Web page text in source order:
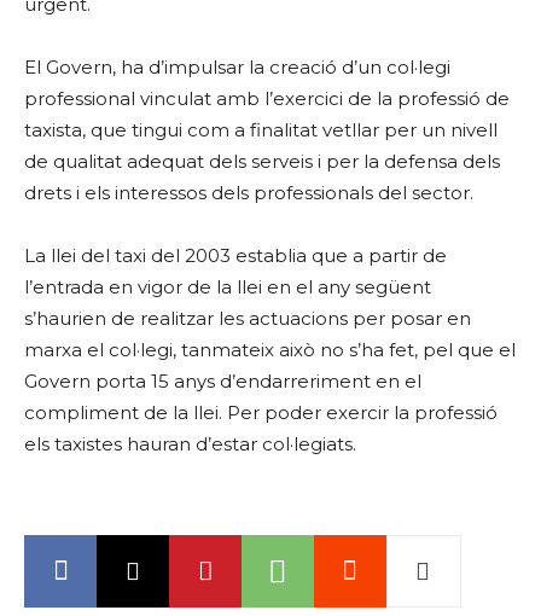
El Govern, ha d’impulsar la creació d’un col·legi
professional vinculat amb l’exercici de la professió de
taxista, que tingui com a finalitat vetllar per un nivell
de qualitat adequat dels serveis i per la defensa dels
drets i els interessos dels professionals del sector.
La llei del taxi del 2003 establia que a partir de
l’entrada en vigor de la llei en el any següent
s’haurien de realitzar les actuacions per posar en
marxa el col·legi, tanmateix això no s’ha fet, pel que el
Govern porta 15 anys d’endarreriment en el
compliment de la llei. Per poder exercir la professió
els taxistes hauran d’estar col·legiats.